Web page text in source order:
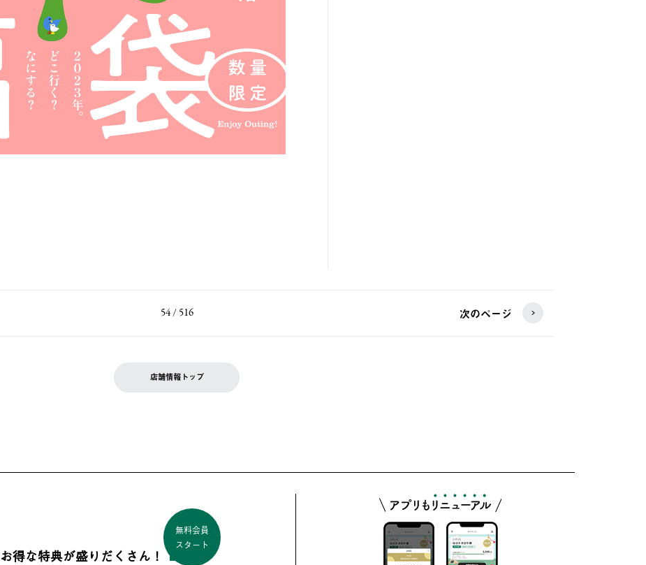
54 / 516 次のページ
店舗情報トップ
お得な特典が盛りだくさん！
無料会員
スタート